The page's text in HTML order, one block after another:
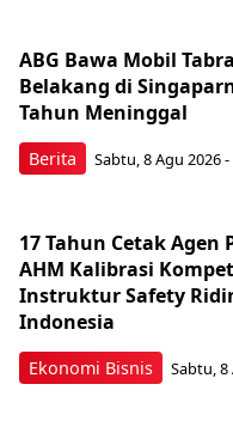
Berita
ABG Bawa Mobil
Belakang di
Tahun Meninggal
Sabtu, 8 Agu 2026 -
Ekonomi Bisnis
17 Tahun Cetak Agen
AHM Kalibrasi
Instruktur Safety
Indonesia
Sabtu, 8